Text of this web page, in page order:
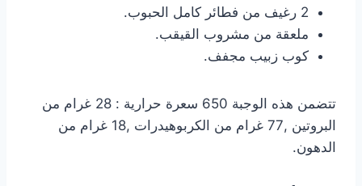
2 رغيف من فطائر كامل الحبوب.
ملعقة من مشروب القيقب.
كوب زبيب مجفف.
تتضمن هذه الوجبة 650 سعرة حرارية : 28 غرام من
البروتين ,77 غرام من الكربوهيدرات ,18 غرام من
الدهون.